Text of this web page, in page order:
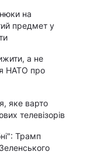
на
предмет у
а не
НАТО про
яке варто
телевізорів
Трамп